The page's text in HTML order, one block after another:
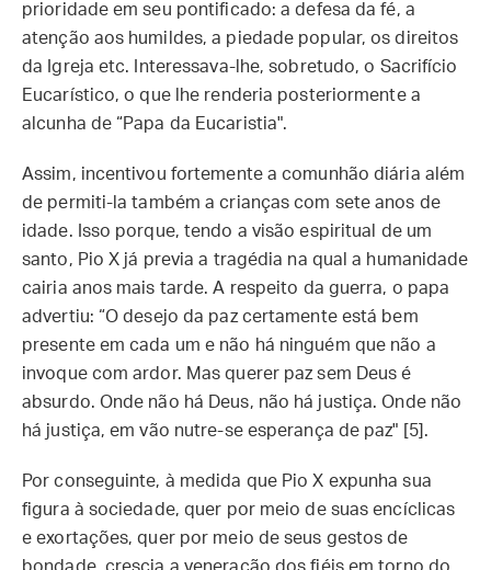
prioridade em seu pontificado: a defesa da fé, a
atenção aos humildes, a piedade popular, os direitos
da Igreja etc. Interessava-lhe, sobretudo, o Sacrifício
Eucarístico, o que lhe renderia posteriormente a
alcunha de “Papa da Eucaristia".
Assim, incentivou fortemente a comunhão diária além
de permiti-la também a crianças com sete anos de
idade. Isso porque, tendo a visão espiritual de um
santo, Pio X já previa a tragédia na qual a humanidade
cairia anos mais tarde. A respeito da guerra, o papa
advertiu: “O desejo da paz certamente está bem
presente em cada um e não há ninguém que não a
invoque com ardor. Mas querer paz sem Deus é
absurdo. Onde não há Deus, não há justiça. Onde não
há justiça, em vão nutre-se esperança de paz" [5].
Por conseguinte, à medida que Pio X expunha sua
figura à sociedade, quer por meio de suas encíclicas
e exortações, quer por meio de seus gestos de